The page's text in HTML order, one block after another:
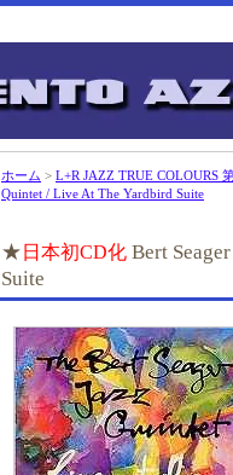
ホーム > L+R JAZZ TRUE COLOURS
Quintet / Live At The Yardbird Suite
★ 日本初CD化 Bert
Suite